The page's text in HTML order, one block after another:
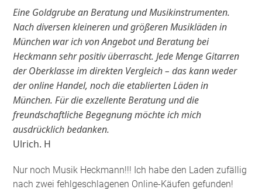
Eine Goldgrube an Beratung und Musikinstrumenten.
Nach diversen kleineren und größeren Musikläden in
München war ich von Angebot und Beratung bei
Heckmann sehr positiv überrascht. Jede Menge Gitarren
der Oberklasse im direkten Vergleich – das kann weder
der online Handel, noch die etablierten Läden in
München. Für die exzellente Beratung und die
freundschaftliche Begegnung möchte ich mich
ausdrücklich bedanken.
Ulrich. H
Nur noch Musik Heckmann!!! Ich habe den Laden zufällig
nach zwei fehlgeschlagenen Online-Käufen gefunden!